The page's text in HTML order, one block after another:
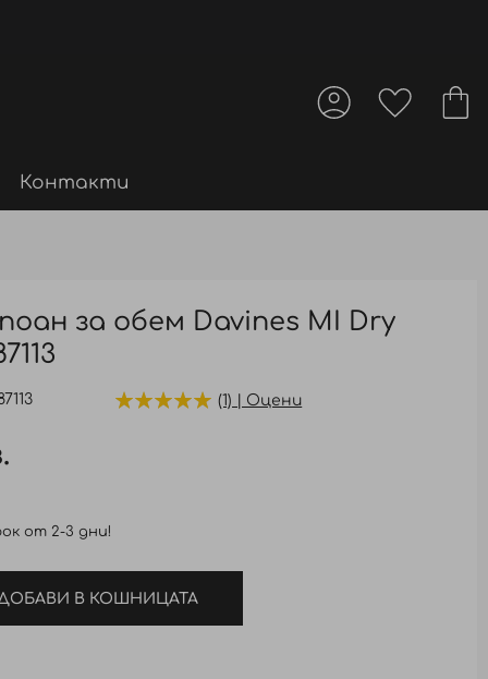
Контакти
за обем Davines MI Dry
(1) | Оцени
от 2-3 дни!
В КОШНИЦАТА